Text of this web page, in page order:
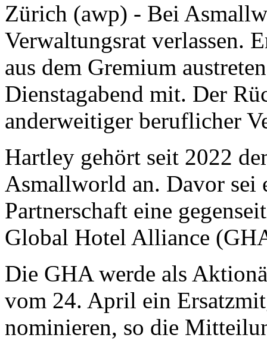
Zürich (awp) - Bei
Verwaltungsrat verlassen.
aus dem Gremium
Dienstagabend mit. Der
anderweitiger beruflicher
Hartley gehört seit 2022
Asmallworld an. Davor sei
Partnerschaft eine
Global Hotel Alliance
Die GHA werde als
vom 24. April ein
nominieren, so die